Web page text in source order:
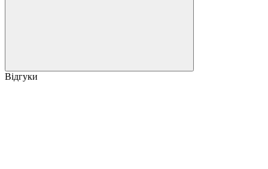
Відгуки